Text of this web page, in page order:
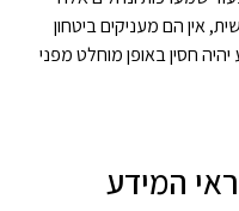
אין הם מעניקים ביטחון
חסין באופן מוחלט מפני
המידע